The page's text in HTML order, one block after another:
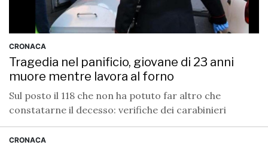
CRONACA
Tragedia nel panificio, giovane di 23 anni
muore mentre lavora al forno
Sul posto il 118 che non ha potuto far altro che
constatarne il decesso: verifiche dei carabinieri
CRONACA